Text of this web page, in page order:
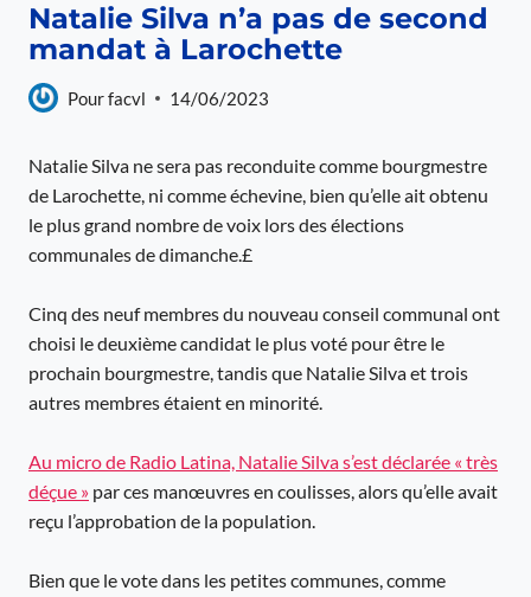
Natalie Silva n’a pas de second
mandat à Larochette
Pourfacvl 14/06/2023
Natalie Silva ne sera pas reconduite comme bourgmestre
de Larochette, ni comme échevine, bien qu’elle ait obtenu
le plus grand nombre de voix lors des élections
communales de dimanche.£
Cinq des neuf membres du nouveau conseil communal ont
choisi le deuxième candidat le plus voté pour être le
prochain bourgmestre, tandis que Natalie Silva et trois
autres membres étaient en minorité.
Au micro de Radio Latina, Natalie Silva s’est déclarée « très
déçue » par ces manœuvres en coulisses, alors qu’elle avait
reçu l’approbation de la population.
Bien que le vote dans les petites communes, comme